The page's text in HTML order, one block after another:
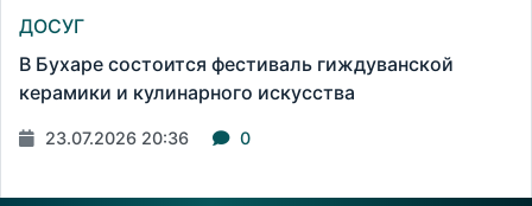
ДОСУГ
В Бухаре состоится фестиваль гиждуванской
керамики и кулинарного искусства
23.07.2026 20:36 0